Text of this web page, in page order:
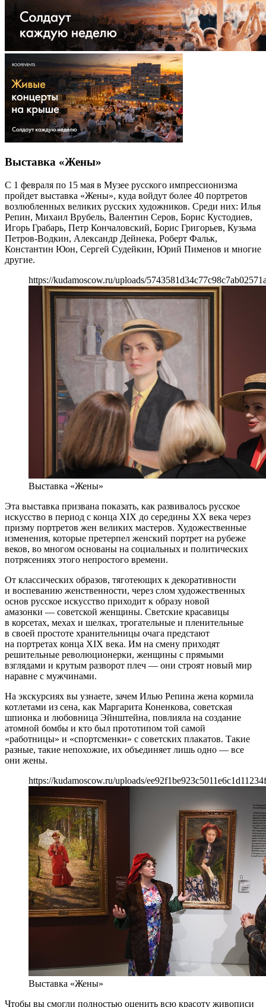
Выставка «Жены»
С 1 февраля по 15 мая в Музее русского импрессионизма
пройдет выставка «Жены», куда войдут более 40 портретов
возлюбленных великих русских художников. Среди них: Илья
Репин, Михаил Врубель, Валентин Серов, Борис Кустодиев,
Игорь Грабарь, Петр Кончаловский, Борис Григорьев, Кузьма
Петров-Водкин, Александр Дейнека, Роберт Фальк,
Константин Юон, Сергей Судейкин, Юрий Пименов и многие
другие.
https://kudamoscow.ru/uploads/
Выставка «Жены»
Эта выставка призвана показать, как развивалось русское
искусство в период с конца XIX до середины XX века через
призму портретов жен великих мастеров. Художественные
изменения, которые претерпел женский портрет на рубеже
веков, во многом основаны на социальных и политических
потрясениях этого непростого времени.
От классических образов, тяготеющих к декоративности
и воспеванию женственности, через слом художественных
основ русское искусство приходит к образу новой
амазонки — советской женщины. Светские красавицы
в корсетах, мехах и шелках, трогательные и пленительные
в своей простоте хранительницы очага предстают
на портретах конца XIX века. Им на смену приходят
решительные революционерки, женщины с прямыми
взглядами и крутым разворот плеч — они строят новый мир
наравне с мужчинами.
На экскурсиях вы узнаете, зачем Илью Репина жена кормила
котлетами из сена, как Маргарита Коненкова, советская
шпионка и любовница Эйнштейна, повлияла на создание
атомной бомбы и кто был прототипом той самой
«работницы» и «спортсменки» с советских плакатов. Такие
разные, такие непохожие, их объединяет лишь одно — все
они жены.
https://kudamoscow.ru/uploads/
Выставка «Жены»
Чтобы вы смогли полностью оценить всю красоту живописи